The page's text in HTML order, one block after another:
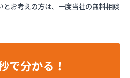
式会社 松山営業所
とお考えの方は、一度当社の無料相談